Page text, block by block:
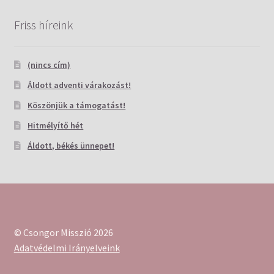
Friss híreink
(nincs cím)
Áldott adventi várakozást!
Köszönjük a támogatást!
Hitmélyítő hét
Áldott, békés ünnepet!
© Csongor Misszió 2026
Adatvédelmi Irányelveink